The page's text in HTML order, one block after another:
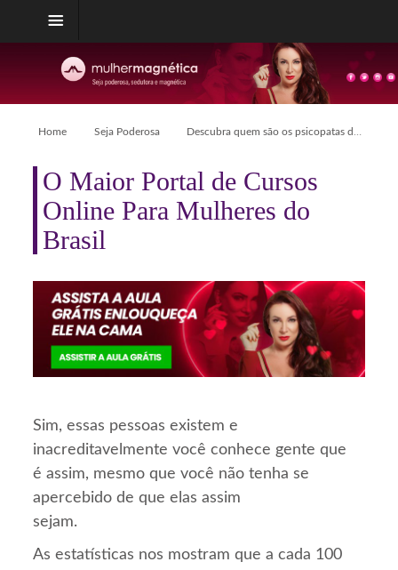
Home Seja Poderosa Descubra quem são os psicopatas do coracão e como agem! Aprenda a evitá-los e excluí-los da sua vida
O Maior Portal de Cursos
Online Para Mulheres do
Brasil
Sim, essas pessoas existem e
inacreditavelmente você conhece gente que
é assim, mesmo que você não tenha se
apercebido de que elas assim
sejam.
As estatísticas nos mostram que a cada 100